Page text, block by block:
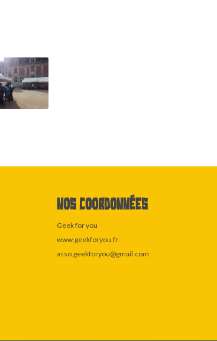
Nos coordonnées
Geek for you
www.geekforyou.fr
asso.geekforyou@gmail.com